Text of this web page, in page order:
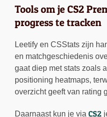
Tools om je CS2
progress te tracken
Leetify en CSStats zijn
en matchgeschiedenis
gaat diep met stats zoals
positioning heatmaps,
overzicht geeft van rating
Daarnaast kun je via CS2